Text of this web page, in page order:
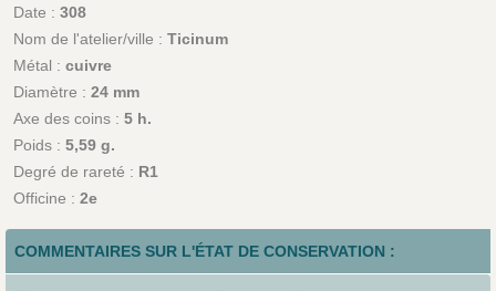
Date : 308
Nom de l'atelier/ville : Ticinum
Métal : cuivre
Diamètre : 24 mm
Axe des coins : 5 h.
Poids : 5,59 g.
Degré de rareté : R1
Officine : 2e
COMMENTAIRES SUR L'ÉTAT DE CONSERVATION :